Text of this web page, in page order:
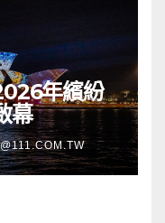
年繽紛
幕